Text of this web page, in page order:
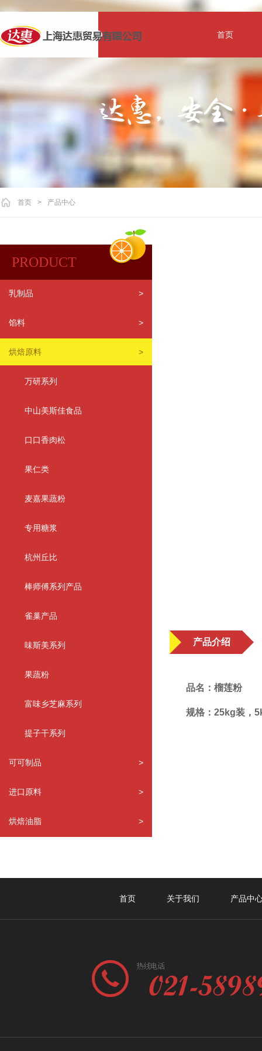
首页
首页 > 产品中心
PRODUCT
乳制品 >
馅料 >
烘焙原料 >
万研系列
中山美斯佳食品
口口香肉松
果仁类
麦嘉果蔬粉
专用糖浆
杭州丘比
棒师傅系列产品
雀巢产品
味斯美系列
果蔬粉
富味乡芝麻系列
提子干系列
可可制品 >
进口原料 >
烘焙油脂 >
产品介绍
品名：榴莲粉
规格：25kg装，
首页 关于我们 产品中